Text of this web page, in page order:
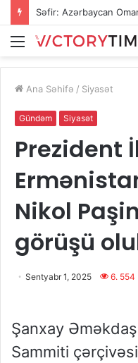
Menu
Ana Səhifə / Siyasət
Gündəm Siyasət
Prezident
Nikol
görüşü
Sentyabr 1, 2025 6. 554
Şanxay
Sammiti